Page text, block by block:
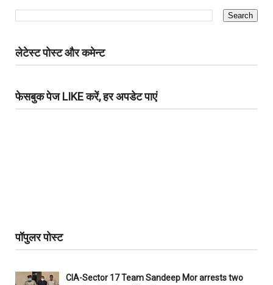
लेटेस्ट पोस्ट और कमेन्ट
फेसबुक पेज LIKE करें, हर अपडेट पाएं
पॉपुलर पोस्ट
CIA-Sector 17 Team Sandeep Mor arrests two